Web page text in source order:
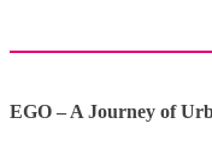
EGO – A Journey of